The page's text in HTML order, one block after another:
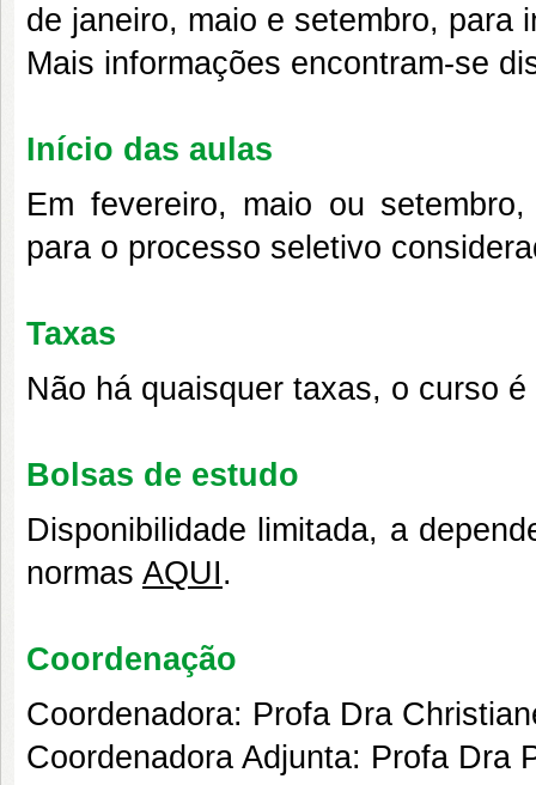
de janeiro, maio e setembro,
Mais informações encontram-se
Início das aulas
Em fevereiro, maio ou
para o processo seletivo
Taxas
Não há quaisquer taxas, o curso
Bolsas de estudo
Disponibilidade limitada, a
normas AQUI.
Coordenação
Coordenadora: Profa Dra
Coordenadora Adjunta: Profa Dra